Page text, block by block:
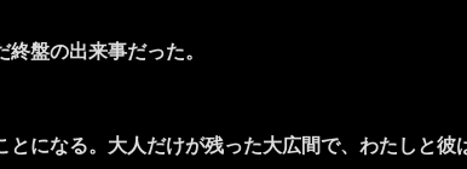
盤の出来事だった。
になる。大人だけが残った大広間で、わたしと彼